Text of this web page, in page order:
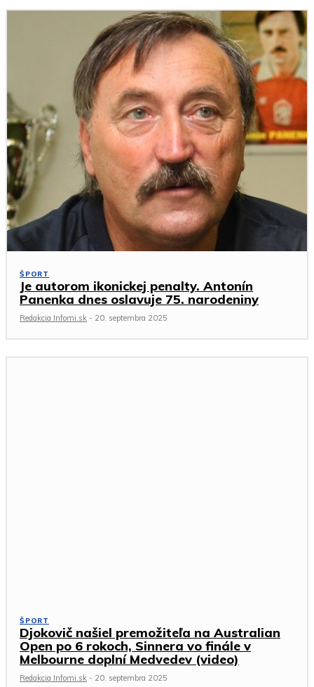
ŠPORT
Je autorom ikonickej penalty. Antonín
Panenka dnes oslavuje 75. narodeniny
Redakcia Infomi.sk - 20. septembra 2025
ŠPORT
Djokovič našiel premožiteľa na Australian
Open po 6 rokoch, Sinnera vo finále v
Melbourne doplní Medvedev (video)
Redakcia Infomi.sk - 20. septembra 2025